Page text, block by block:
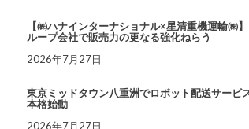
【㈱ハナインターナショナル×星清重機運輸㈱
ループ会社で販売力の更なる強化ねらう
2026年7月27日
東京ミッドタウン八重洲でロボット配送サービ
本格始動
2026年7月27日